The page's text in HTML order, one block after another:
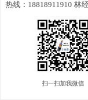
热线：18818911910 林
扫一扫加我微信